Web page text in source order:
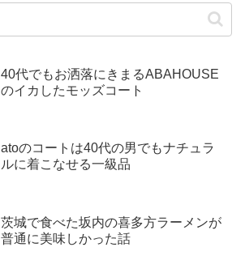
40代でもお洒落にきまるABAHOUSE
のイカしたモッズコート
atoのコートは40代の男でもナチュラ
ルに着こなせる一級品
茨城で食べた坂内の喜多方ラーメンが
普通に美味しかった話